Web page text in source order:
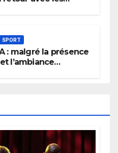
SPORT
: malgré la présence
l’ambiance